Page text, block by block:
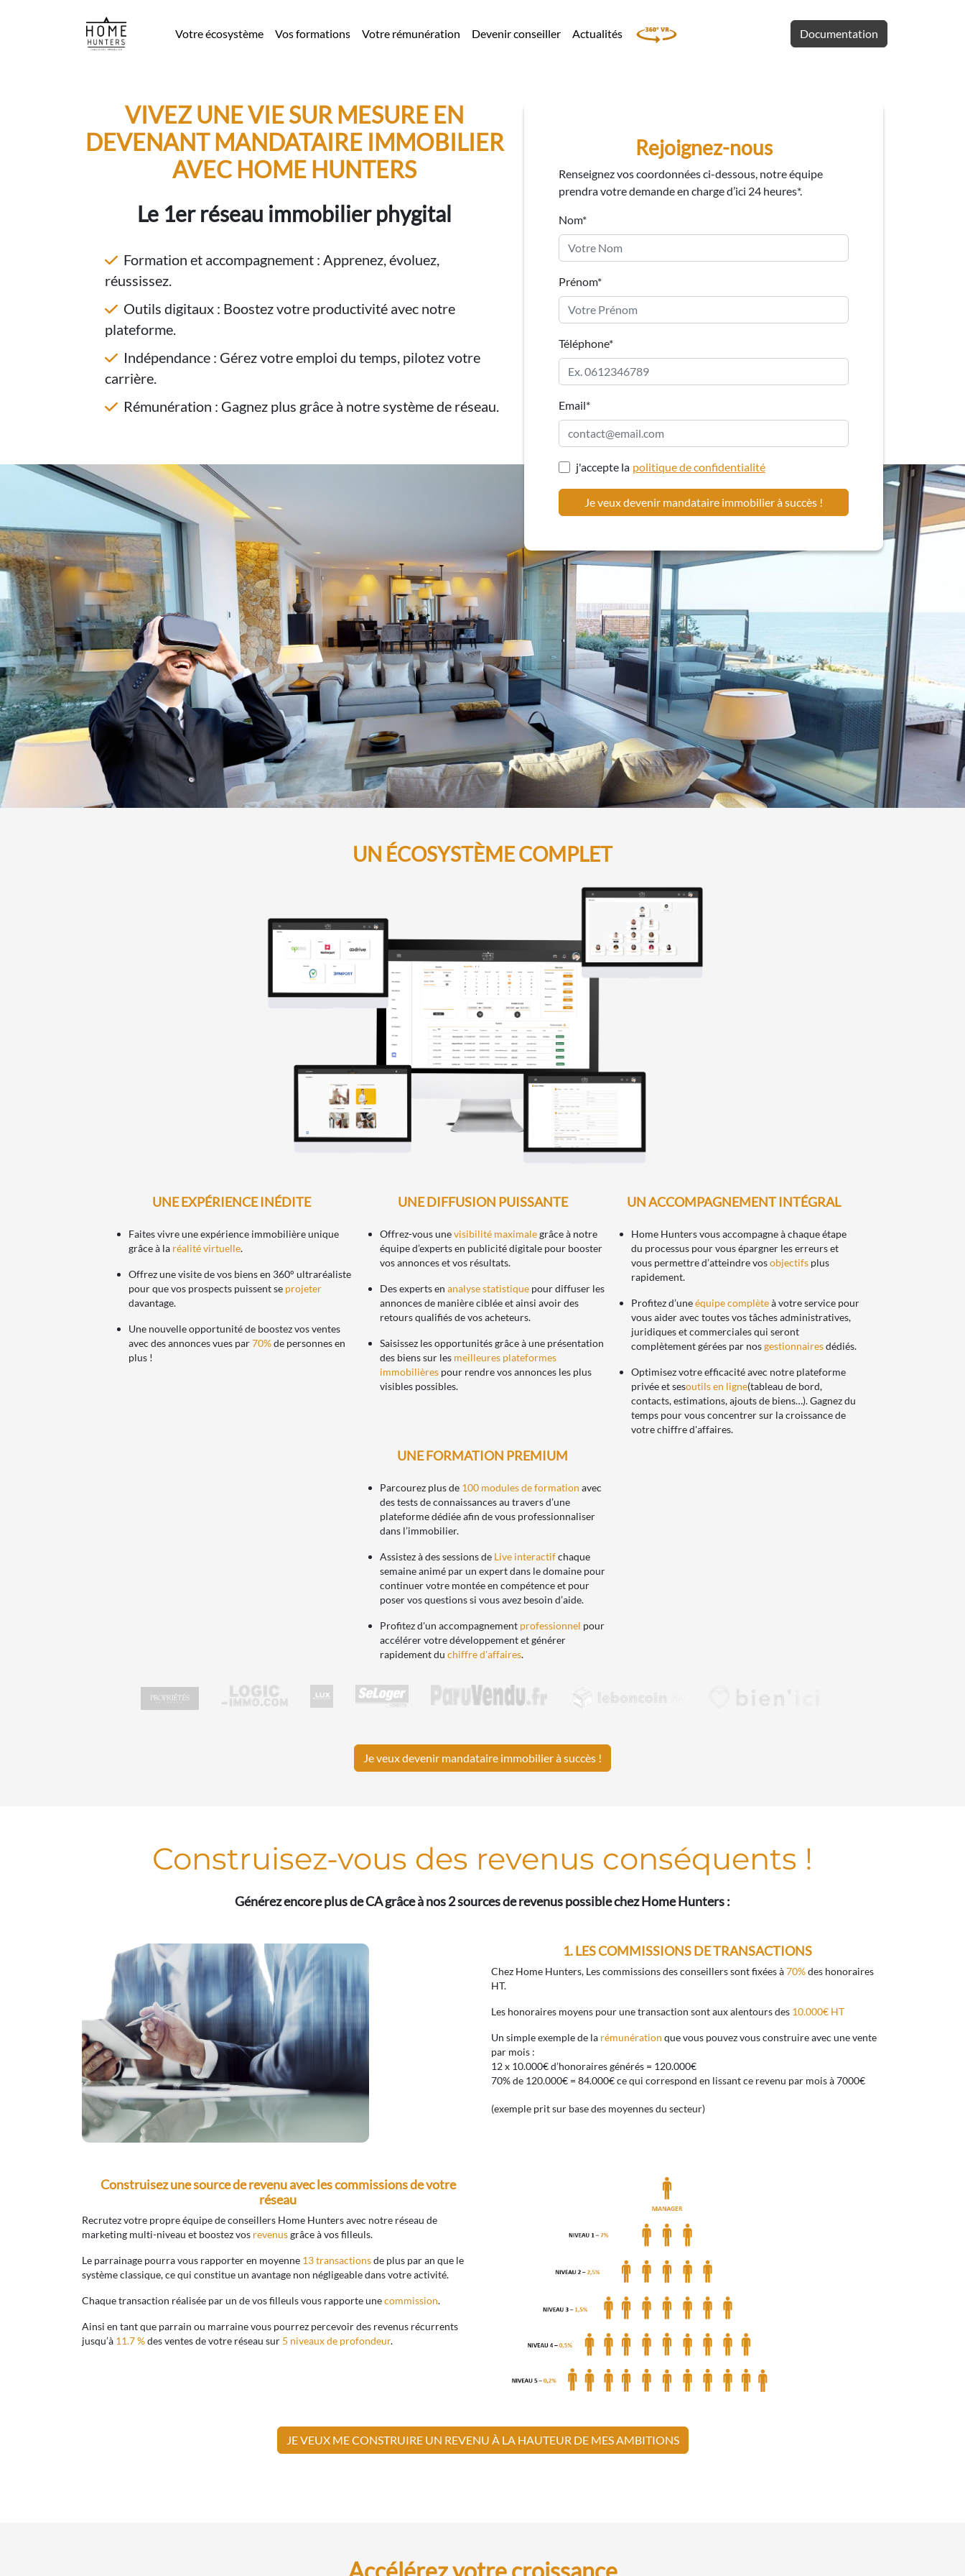
Votre écosystème Vos formations Votre rémunération Devenir conseiller Actualités Documentation
VIVEZ UNE VIE SUR MESURE EN
DEVENANT MANDATAIRE IMMOBILIER
AVEC HOME HUNTERS
Le 1er réseau immobilier phygital
Formation et accompagnement : Apprenez, évoluez,
réussissez.
Outils digitaux : Boostez votre productivité avec notre
plateforme.
Indépendance : Gérez votre emploi du temps, pilotez votre
carrière.
Rémunération : Gagnez plus grâce à notre système de réseau.
Rejoignez-nous
Renseignez vos coordonnées ci-dessous, notre équipe
prendra votre demande en charge d’ici 24 heures*.
Nom*
Prénom*
Téléphone*
Email*
j'accepte la politique de confidentialité
Je veux devenir mandataire immobilier à succès !
UN ÉCOSYSTÈME COMPLET
UNE EXPÉRIENCE INÉDITE
Faites vivre une expérience immobilière unique
grâce à la réalité virtuelle.
Offrez une visite de vos biens en 360° ultraréaliste
pour que vos prospects puissent se projeter
davantage.
Une nouvelle opportunité de boostez vos ventes
avec des annonces vues par70%de personnes en
plus !
UNE DIFFUSION PUISSANTE
Offrez-vous unevisibilité maximalegrâce à notre
équipe d’experts en publicité digitale pour booster
vos annonces et vos résultats.
Des experts en analyse statistique pour diffuser les
annonces de manière ciblée et ainsi avoir des
retours qualifiés de vos acheteurs.
Saisissez les opportunités grâce à une présentation
des biens sur les meilleures plateformes
immobilières pour rendre vos annonces les plus
visibles possibles.
UN ACCOMPAGNEMENT INTÉGRAL
Home Hunters vous accompagne à chaque étape
du processus pour vous épargner les erreurs et
vous permettre d’atteindre vosobjectifs plus
rapidement.
Profitez d’uneéquipe complèteà votre service pour
vous aider avec toutes vos tâches administratives,
juridiques et commerciales qui seront
complètement gérées par nosgestionnairesdédiés.
Optimisez votre efficacité avec notre plateforme
privée et sesoutils en ligne(tableau de bord,
contacts, estimations, ajouts de biens…). Gagnez du
temps pour vous concentrer sur la croissance de
votre chiffre d'affaires.
UNE FORMATION PREMIUM
Parcourez plus de 100 modules de formation avec
des tests de connaissances au travers d’une
plateforme dédiée afin de vous professionnaliser
dans l’immobilier.
Assistez à des sessions de Live interactifchaque
semaine animé par un expert dans le domaine pour
continuer votre montée en compétence et pour
poser vos questions si vous avez besoin d’aide.
Profitez d'un accompagnement professionnel pour
accélérer votre développement et générer
rapidement du chiffre d'affaires.
Je veux devenir mandataire immobilier à succès !
Construisez-vous des revenus conséquents !
Générez encore plus de CA grâce à nos 2 sources de revenus possible chez Home Hunters :
1. LES COMMISSIONS DE TRANSACTIONS
Chez Home Hunters, Les commissions des conseillers sont fixées à70%des honoraires
HT.
Les honoraires moyens pour une transaction sont aux alentours des 10.000€ HT
Un simple exemple de la rémunération que vous pouvez vous construire avec une vente
par mois :
12 x 10.000€ d’honoraires générés = 120.000€
70% de 120.000€ = 84.000€ ce qui correspond en lissant ce revenu par mois à 7000€
(exemple prit sur base des moyennes du secteur)
Construisez une source de revenu avec les commissions de votre
réseau
Recrutez votre propre équipe de conseillers Home Hunters avec notre réseau de
marketing multi-niveau et boostez vos revenusgrâce à vos filleuls.
Le parrainage pourra vous rapporter en moyenne 13 transactionsde plus par an que le
système classique, ce qui constitue un avantage non négligeable dans votre activité.
Chaque transaction réalisée par un de vos filleuls vous rapporte unecommission.
Ainsi en tant que parrain ou marraine vous pourrez percevoir des revenus récurrents
jusqu’à 11.7 %des ventes de votre réseau sur 5 niveaux de profondeur.
JE VEUX ME CONSTRUIRE UN REVENU À LA HAUTEUR DE MES AMBITIONS